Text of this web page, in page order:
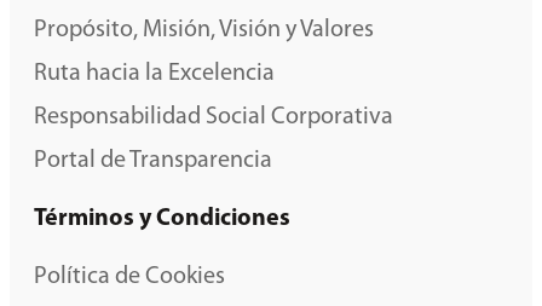
Propósito, Misión, Visión y Valores
Ruta hacia la Excelencia
Responsabilidad Social Corporativa
Portal de Transparencia
Términos y Condiciones
Política de Cookies